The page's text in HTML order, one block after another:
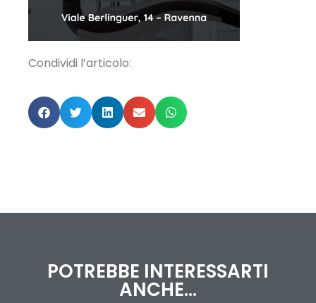
Condividi l’articolo:
POTREBBE INTERESSARTI
ANCHE...